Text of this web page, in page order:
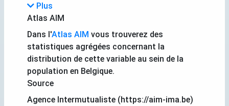
Plus
Atlas AIM
Dans l'Atlas AIM vous trouverez des
statistiques agrégées concernant la
distribution de cette variable au sein de la
population en Belgique.
Source
Agence Intermutualiste (https://aim-ima.be)